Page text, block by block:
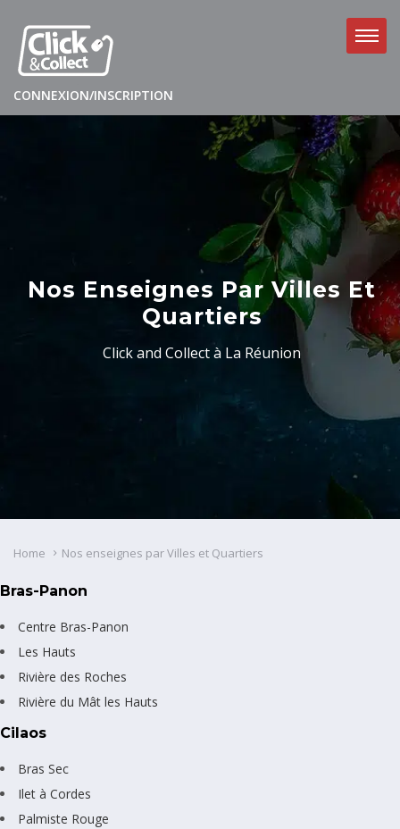
CONNEXION/INSCRIPTION
Nos Enseignes Par Villes Et
Quartiers
Click and Collect à La Réunion
Home Nos enseignes par Villes et Quartiers
Bras-Panon
Centre Bras-Panon
Les Hauts
Rivière des Roches
Rivière du Mât les Hauts
Cilaos
Bras Sec
Ilet à Cordes
Palmiste Rouge